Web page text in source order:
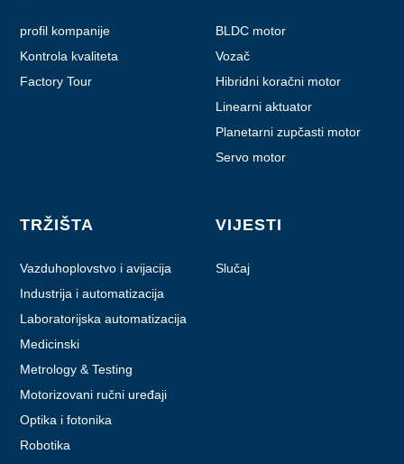
profil kompanije
Kontrola kvaliteta
Factory Tour
BLDC motor
Vozač
Hibridni koračni motor
Linearni aktuator
Planetarni zupčasti motor
Servo motor
TRŽIŠTA
Vazduhoplovstvo i avijacija
Industrija i automatizacija
Laboratorijska automatizacija
Medicinski
Metrology & Testing
Motorizovani ručni uređaji
Optika i fotonika
Robotika
VIJESTI
Slučaj